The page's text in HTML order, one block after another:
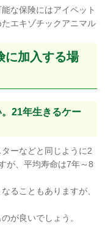
な保険にはアイペット
エキゾチックアニマル
に加入する場
21年生きるケー
ーなどと同じように2
が、平均寿命は7年～8
ることもありますが、
が良いでしょう。